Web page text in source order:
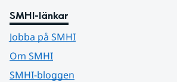
SMHI-länkar
Jobba på SMHI
Om SMHI
SMHI-bloggen